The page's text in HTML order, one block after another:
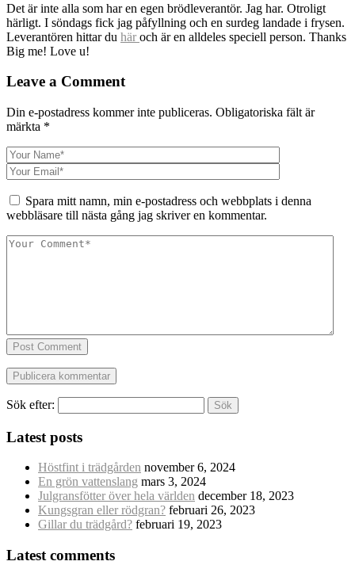
Det är inte alla som har en egen brödleverantör. Jag har. Otroligt
härligt. I söndags fick jag påfyllning och en surdeg landade i frysen.
Leverantören hittar du här och är en alldeles speciell person. Thanks
Big me! Love u!
Leave a Comment
Din e-postadress kommer inte publiceras. Obligatoriska fält är
märkta *
Spara mitt namn, min e-postadress och webbplats i denna
webbläsare till nästa gång jag skriver en kommentar.
Post Comment
Sök efter:
Latest posts
Höstfint i trädgården november 6, 2024
En grön vattenslang mars 3, 2024
Julgransfötter över hela världen december 18, 2023
Kungsgran eller rödgran? februari 26, 2023
Gillar du trädgård? februari 19, 2023
Latest comments